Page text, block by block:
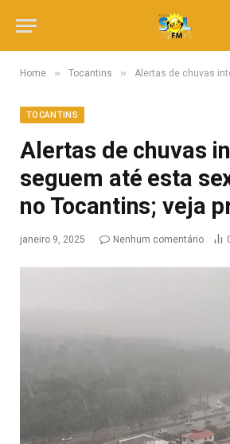
Home » Tocantins » Alertas de chuvas intensas seguem até
TOCANTINS
Alertas de chuvas
seguem até esta
no Tocantins; veja
janeiro 9, 2025 Nenhum comentário